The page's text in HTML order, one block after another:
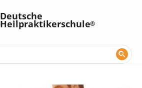
Deutsche
Heilpraktikerschule